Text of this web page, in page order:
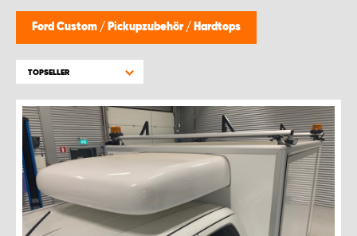
Ford Custom / Pickupzubehör / Hardtops
TOPSELLER